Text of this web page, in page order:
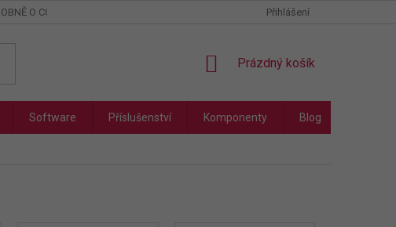
O COOKIES PODMÍNKY OCHRANY OSOBNÍCH ÚDAJŮ
Přihlášení
NÁKUPNÍ
Prázdný košík
Software Příslušenství Komponenty Blog